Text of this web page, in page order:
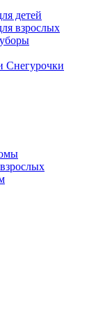
детей
взрослых
Снегурочки